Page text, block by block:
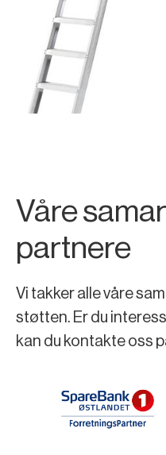
Våre
partnere
Vi takker alle våre
støtten. Er du
kan du kontakte oss